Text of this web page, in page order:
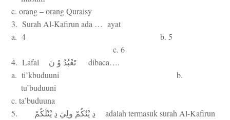
c. orang – orang Quraisy
3. Surah Al-Kafirun ada … ayat
a. 4 b. 5
c. 6
4. Lafal
تَعْبُدُ وْ نَ
dibaca….
a. ti’kbuduuni b.
tu’buduuni
c. ta’buduuna
5.
دِ يْنُكُمْ ولِيَ دِ يْنْلَكُمْ
adalah termasuk surah Al-Kafirun